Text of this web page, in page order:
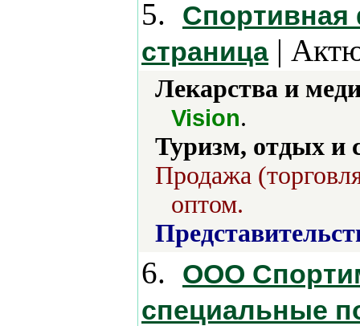
5.
Спортивная
страница|
Лекарства и
Vision.
Туризм, отдых и
Продажа
оптом.
6.
ООО
специальные